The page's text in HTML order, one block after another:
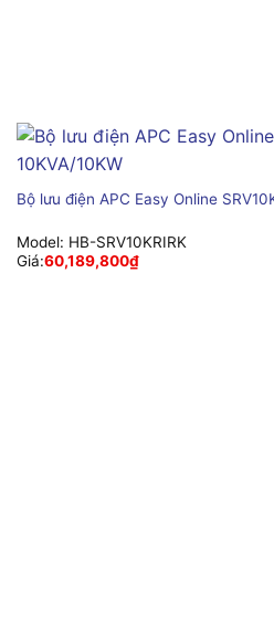
Bộ lưu điện APC Easy Online
Model: HB-SRV10KRIRK
Giá:60,189,800₫